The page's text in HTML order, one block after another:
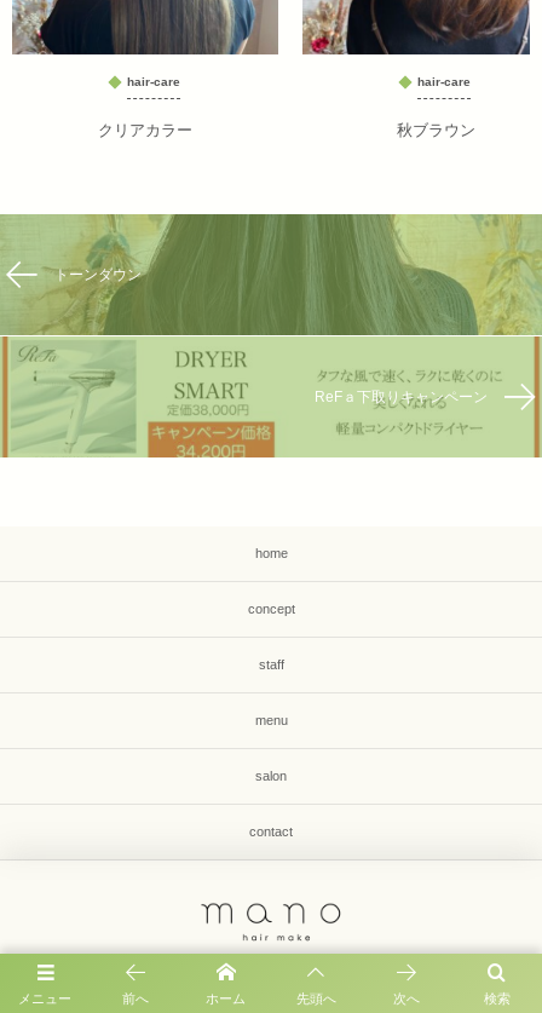
hair-care
クリアカラー
hair-care
秋ブラウン
トーンダウン
ReFａ下取りキャンペーン
メニュー 検索
前へ ホーム 先頭へ 次へ
home
concept
staff
menu
salon
contact
福岡市早良区有田1-33-8 第2毛利コーポ1F